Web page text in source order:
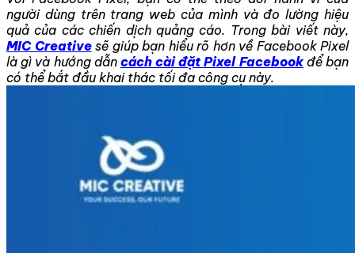
người dùng trên trang web của mình và đo lường hiệu
quả của các chiến dịch quảng cáo. Trong bài viết này,
MIC Creativesẽ giúp bạn hiểu rõ hơn về Facebook Pixel
là gì và hướng dẫn cách cài đặt Pixel Facebookđể bạn
có thể bắt đầu khai thác tối đa công cụ này.